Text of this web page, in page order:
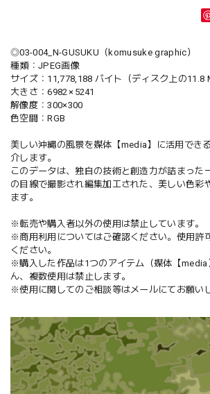
◎03-004_N-GUSUKU（komusuke graphic）
種類：JPEG画像
サイズ：11,778,188 バイト（ディスク上の11.8
大きさ：6982 × 5241
解像度：300×300
色空間：RGB
美しい沖縄の風景を媒体【media】に活用でき
介します。
このデータは、独自の技術と創造力が詰まった
の目線で撮影され編集加工された、美しい色彩
ます。
※転売や購入者以外の使用は禁止しています。
※商用利用についてはご確認ください。使用許
ください。
※購入した作品は1つのアイテム（媒体【media
ん、複数使用は禁止します。
※使用に関してのご相談等はメールにてお願い